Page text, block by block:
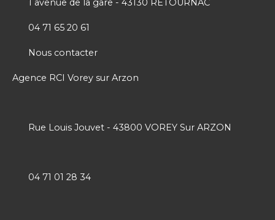
1 avenue de la gare - 43130 RETOURNAC
04 71 65 20 61
Nous contacter
Agence RCI Vorey sur Arzon
Rue Louis Jouvet - 43800 VOREY Sur ARZON
04 71 01 28 34